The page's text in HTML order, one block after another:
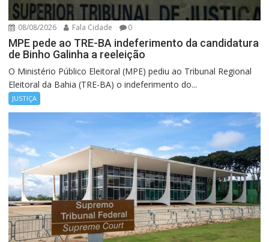
08/08/2026 Fala Cidade 0
MPE pede ao TRE-BA indeferimento da candidatura
de Binho Galinha a reeleição
O Ministério Público Eleitoral (MPE) pediu ao Tribunal Regional
Eleitoral da Bahia (TRE-BA) o indeferimento do...
JUSTIÇA